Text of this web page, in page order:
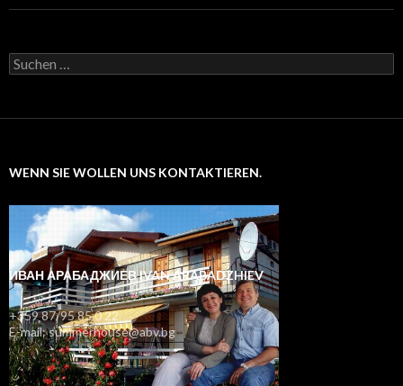
Suchen
nach:
WENN SIE WOLLEN UNS KONTAKTIEREN.
ИВАН АРАБАДЖИЕВ IVAN ARABADZHIEV
+359 87/95 85 0 22
E-mail: summerhouse@abv.bg